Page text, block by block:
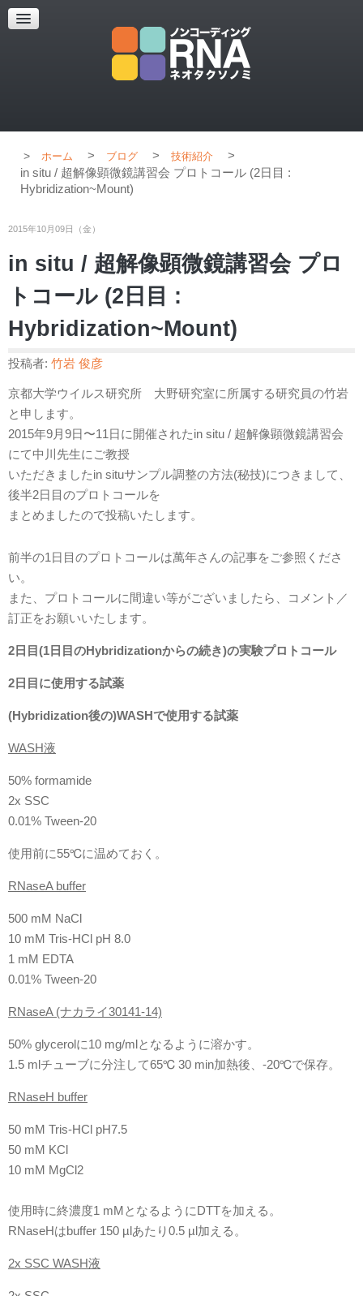
超解像顕微鏡
超解像顕微鏡の紹介
ホーム > ブログ > 技術紹介
>
in situ / 超解像顕微鏡講習会 プロトコール (2日目 :
Hybridization~Mount)
2015年10月09日（金）
in situ / 超解像顕微鏡講習会 プロ
トコール (2日目 :
Hybridization~Mount)
投稿者: 竹岩 俊彦
京都大学ウイルス研究所 大野研究室に所属する研究員の竹岩
と申します。
2015年9月9日〜11日に開催されたin situ / 超解像顕微鏡講習会
にて中川先生にご教授
いただきましたin situサンプル調整の方法(秘技)につきまして、
後半2日目のプロトコールを
まとめましたので投稿いたします。
前半の1日目のプロトコールは萬年さんの記事をご参照くださ
い。
また、プロトコールに間違い等がございましたら、コメント／
訂正をお願いいたします。
2日目(1日目のHybridizationからの続き)の実験プロトコール
2日目に使用する試薬
(Hybridization後の)WASHで使用する試薬
WASH液
50% formamide
2x SSC
0.01% Tween-20
使用前に55℃に温めておく。
RNaseA buffer
500 mM NaCl
10 mM Tris-HCl pH 8.0
1 mM EDTA
0.01% Tween-20
RNaseA (ナカライ30141-14)
50% glycerolに10 mg/mlとなるように溶かす。
1.5 mlチューブに分注して65℃ 30 min加熱後、-20℃で保存。
RNaseH buffer
50 mM Tris-HCl pH7.5
50 mM KCl
10 mM MgCl2
使用時に終濃度1 mMとなるようにDTTを加える。
RNaseHはbuffer 150 µlあたり0.5 µl加える。
2x SSC WASH液